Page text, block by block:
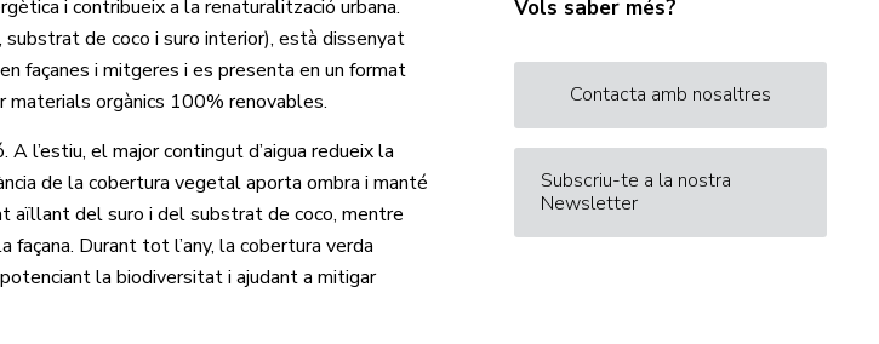
i contribueix a la renaturalització urbana.
de coco i suro interior), està dissenyat
façanes i mitgeres i es presenta en un format
orgànics 100% renovables.
l’estiu, el major contingut d’aigua redueix la
de la cobertura vegetal aporta ombra i manté
aïllant del suro i del substrat de coco, mentre
Durant tot l’any, la cobertura verda
la biodiversitat i ajudant a mitigar
Vols saber més?
Contacta amb nosaltres
Subscriu-te a la nostra
Newsletter